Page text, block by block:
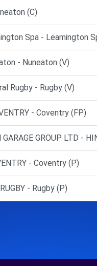
(C)
Spa - Leamington
- Nuneaton (V)
Rugby - Rugby (V)
- Coventry (FP)
GROUP LTD -
- Coventry (P)
- Rugby (P)